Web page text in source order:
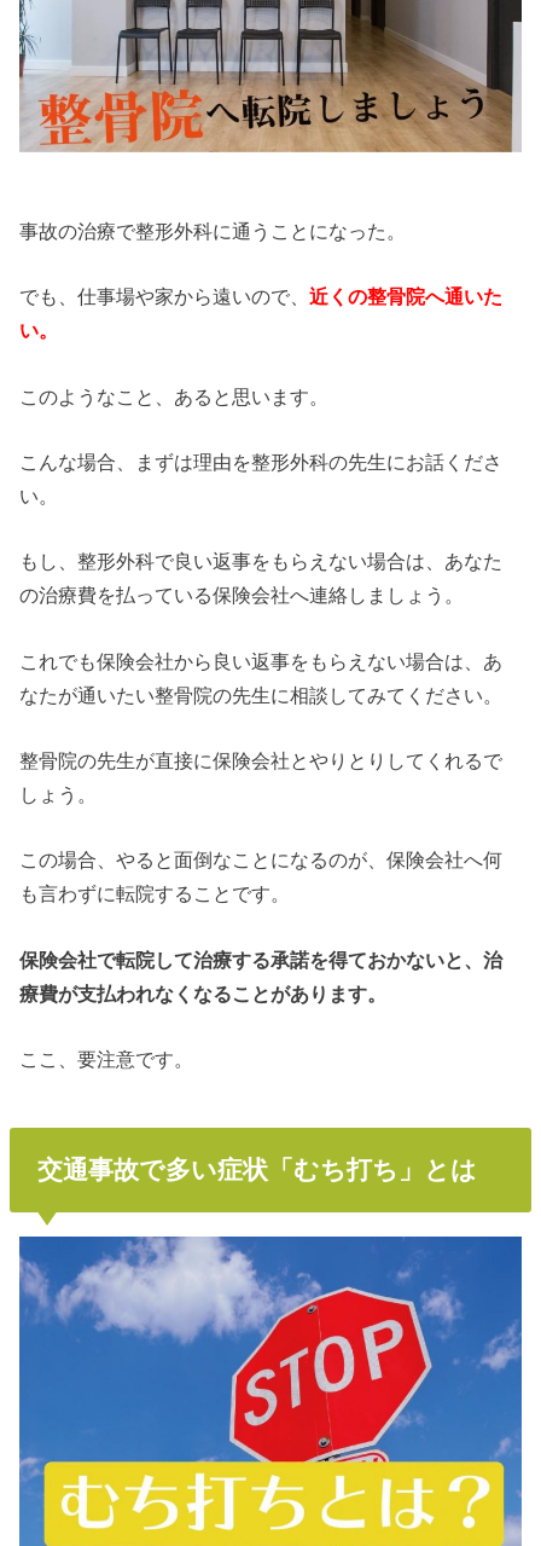
事故の治療で整形外科に通うことになった。
でも、仕事場や家から遠いので、近くの整骨院へ通いた
い。
このようなこと、あると思います。
こんな場合、まずは理由を整形外科の先生にお話くださ
い。
もし、整形外科で良い返事をもらえない場合は、あなた
の治療費を払っている保険会社へ連絡しましょう。
これでも保険会社から良い返事をもらえない場合は、あ
なたが通いたい整骨院の先生に相談してみてください。
整骨院の先生が直接に保険会社とやりとりしてくれるで
しょう。
この場合、やると面倒なことになるのが、保険会社へ何
も言わずに転院することです。
保険会社で転院して治療する承諾を得ておかないと、治
療費が支払われなくなることがあります。
ここ、要注意です。
交通事故で多い症状「むち打ち」とは